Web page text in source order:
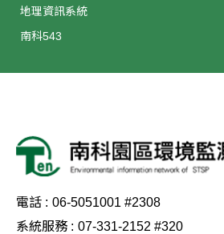
地理資訊系統
南科543
電話 : 06-5051001 #2308
系統服務 : 07-331-2152 #320